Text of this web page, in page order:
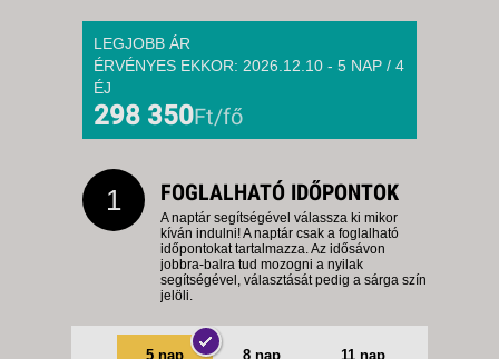
LEGJOBB ÁR
ÉRVÉNYES EKKOR: 2026.12.10 - 5 NAP / 4
ÉJ
298 350Ft/fő
1 FOGLALHATÓ IDŐPONTOK
A naptár segítségével válassza ki mikor
kíván indulni! A naptár csak a foglalható
időpontokat tartalmazza. Az idősávon
jobbra-balra tud mozogni a nyilak
segítségével, választását pedig a sárga szín
jelöli.
5 nap
8 nap
11 nap